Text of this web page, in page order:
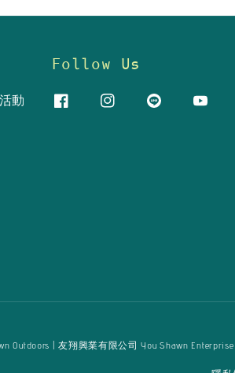
動
Follow Us
| 友翔興業有限公司 You Shawn Enterprise